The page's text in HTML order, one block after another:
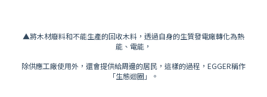
▲將木材廢料和不能生產的回收木料，透過自身的生質發電廠轉化為熱
能、電能，
除供應工廠使用外，還會提供給周邊的居民，這樣的過程，EGGER稱作
「生態迴圈」。